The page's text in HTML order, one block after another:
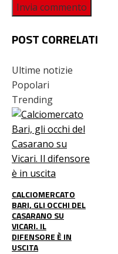
POST CORRELATI
Ultime notizie
Popolari
Trending
CALCIOMERCATO
BARI, GLI OCCHI DEL
CASARANO SU
VICARI. IL
DIFENSORE È IN
USCITA